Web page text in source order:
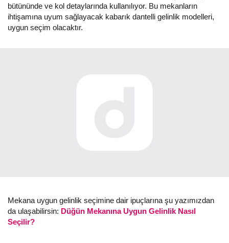
bütününde ve kol detaylarında kullanılıyor. Bu mekanların
ihtişamına uyum sağlayacak kabarık dantelli gelinlik modelleri,
uygun seçim olacaktır.
Mekana uygun gelinlik seçimine dair ipuçlarına şu yazımızdan
da ulaşabilirsin: Düğün Mekanına Uygun Gelinlik Nasıl
Seçilir?